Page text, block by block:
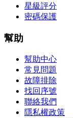
星級評分
密碼保護
幫助
幫助中心
常見問題
故障排除
找回序號
聯絡我們
隱私權政策